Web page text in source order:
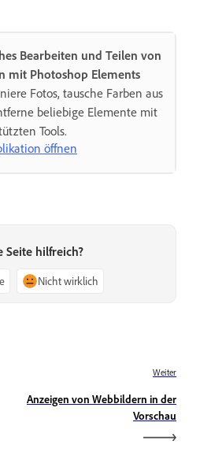
Bearbeiten und Teilen von
mit Photoshop Elements
Fotos, tausche Farben aus
beliebige Elemente mit
Tools.
öffnen
Seite hilfreich?
Nicht wirklich
Weiter
Anzeigen von Webbildern in der
Vorschau